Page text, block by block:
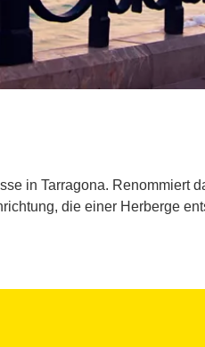
in Tarragona. Renommiert
die einer Herberge